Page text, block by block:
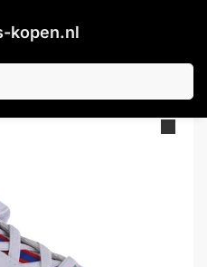
kopen.nl
für Kinder 260989K White/Red-31